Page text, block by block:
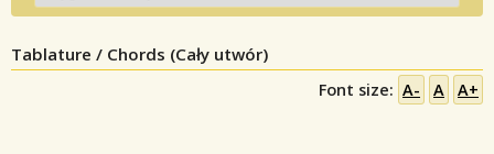
Tablature / Chords (Cały utwór)
Font size: A- A A+